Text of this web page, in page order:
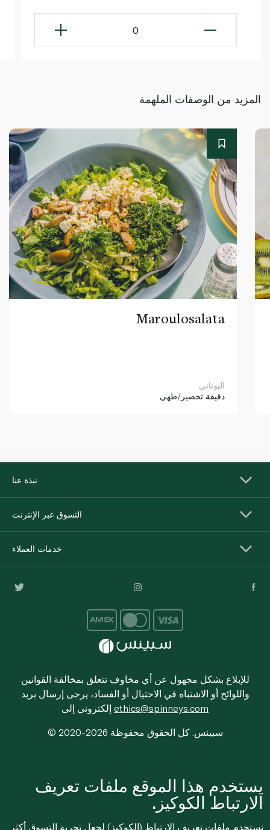
0
المزيد من الوصفات الملهمة
Maroulosalata
اليوناني
دقيقة تحضير/طهي
نبذة عنا
التسوق عبر الإنترنت
خدمات العملاء
للإبلاغ بشكل مجهول عن أي مخاوف تتعلق بمخالفة القوانين
واللوائح أو الاشتباه في الاحتيال أو الفساد، يرجى إرسال بريد
ethics@spinneys.com
© 2020-2026 سبينس. كل الحقوق محفوظة
يستخدم هذا الموقع ملفات تعريف
الارتباط الكوكيز.
نستخدم ملفات تعريف الارتباط (الكوكيز) لجعل تجربة التسوق أكثر